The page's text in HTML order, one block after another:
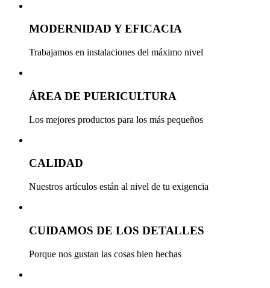
MODERNIDAD Y EFICACIA
Trabajamos en instalaciones del máximo nivel
ÁREA DE PUERICULTURA
Los mejores productos para los más pequeños
CALIDAD
Nuestros artículos están al nivel de tu exigencia
CUIDAMOS DE LOS DETALLES
Porque nos gustan las cosas bien hechas